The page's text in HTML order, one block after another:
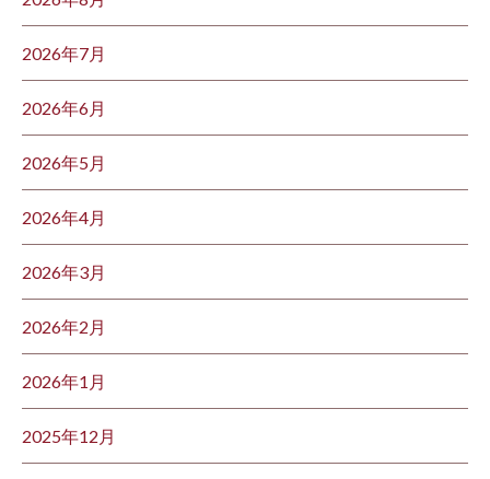
2026年7月
2026年6月
2026年5月
2026年4月
2026年3月
2026年2月
2026年1月
2025年12月